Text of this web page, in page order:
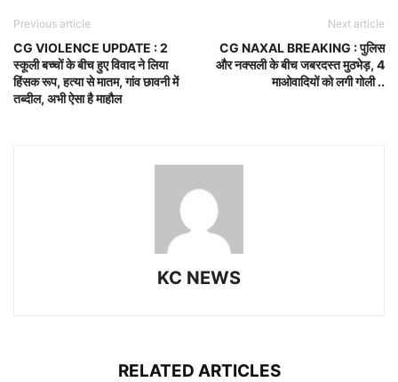
Previous article
CG VIOLENCE UPDATE : 2
स्कूली बच्चों के बीच हुए विवाद ने लिया
हिंसक रूप, हत्या से मातम, गांव छावनी में
तब्दील, अभी ऐसा है माहौल
Next article
CG NAXAL BREAKING : पुलिस
और नक्सली के बीच जबरदस्त मुठभेड़, 4
माओवादियों को लगी गोली ..
KC NEWS
RELATED ARTICLES